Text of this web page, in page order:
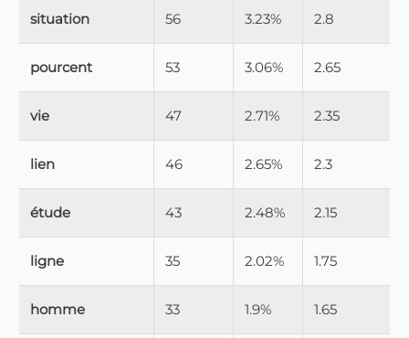
situation 56 3.23% 2.8
pourcent 53 3.06% 2.65
vie 47 2.71% 2.35
lien 46 2.65% 2.3
étude 43 2.48% 2.15
ligne 35 2.02% 1.75
homme 33 1.9% 1.65